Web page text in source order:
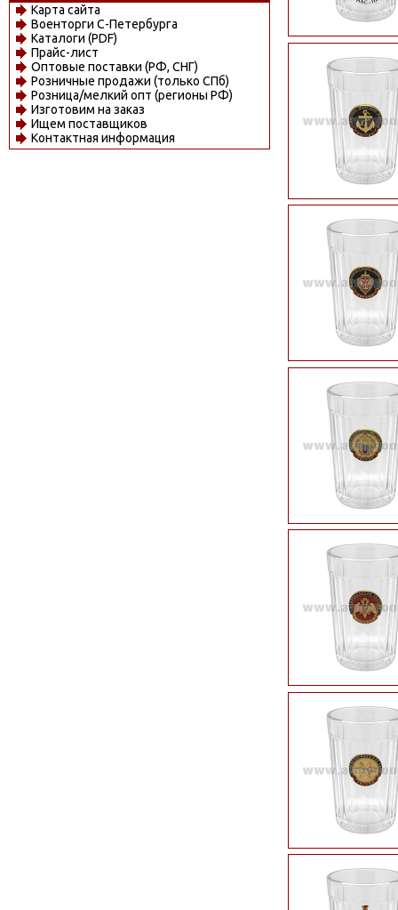
Карта сайта
Военторги С-Петербурга
Каталоги (PDF)
Прайс-лист
Оптовые поставки (РФ, СНГ)
Розничные продажи (только СПб)
Розница/мелкий опт (регионы РФ)
Изготовим на заказ
Ищем поставщиков
Контактная информация